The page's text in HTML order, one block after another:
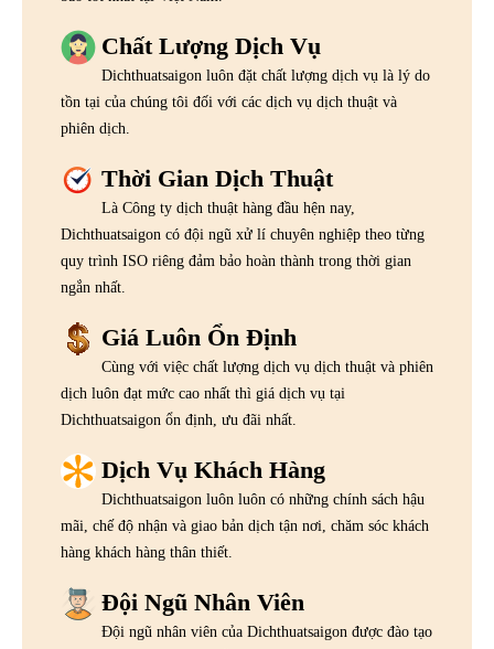
Chất Lượng Dịch Vụ
Dichthuatsaigon luôn đặt chất lượng dịch vụ là lý do
tồn tại của chúng tôi đối với các dịch vụ dịch thuật và
phiên dịch.
Thời Gian Dịch Thuật
Là Công ty dịch thuật hàng đầu hện nay,
Dichthuatsaigon có đội ngũ xử lí chuyên nghiệp theo từng
quy trình ISO riêng đảm bảo hoàn thành trong thời gian
ngắn nhất.
Giá Luôn Ổn Định
Cùng với việc chất lượng dịch vụ dịch thuật và phiên
dịch luôn đạt mức cao nhất thì giá dịch vụ tại
Dichthuatsaigon ổn định, ưu đãi nhất.
Dịch Vụ Khách Hàng
Dichthuatsaigon luôn luôn có những chính sách hậu
mãi, chế độ nhận và giao bản dịch tận nơi, chăm sóc khách
hàng khách hàng thân thiết.
Đội Ngũ Nhân Viên
Đội ngũ nhân viên của Dichthuatsaigon được đào tạo